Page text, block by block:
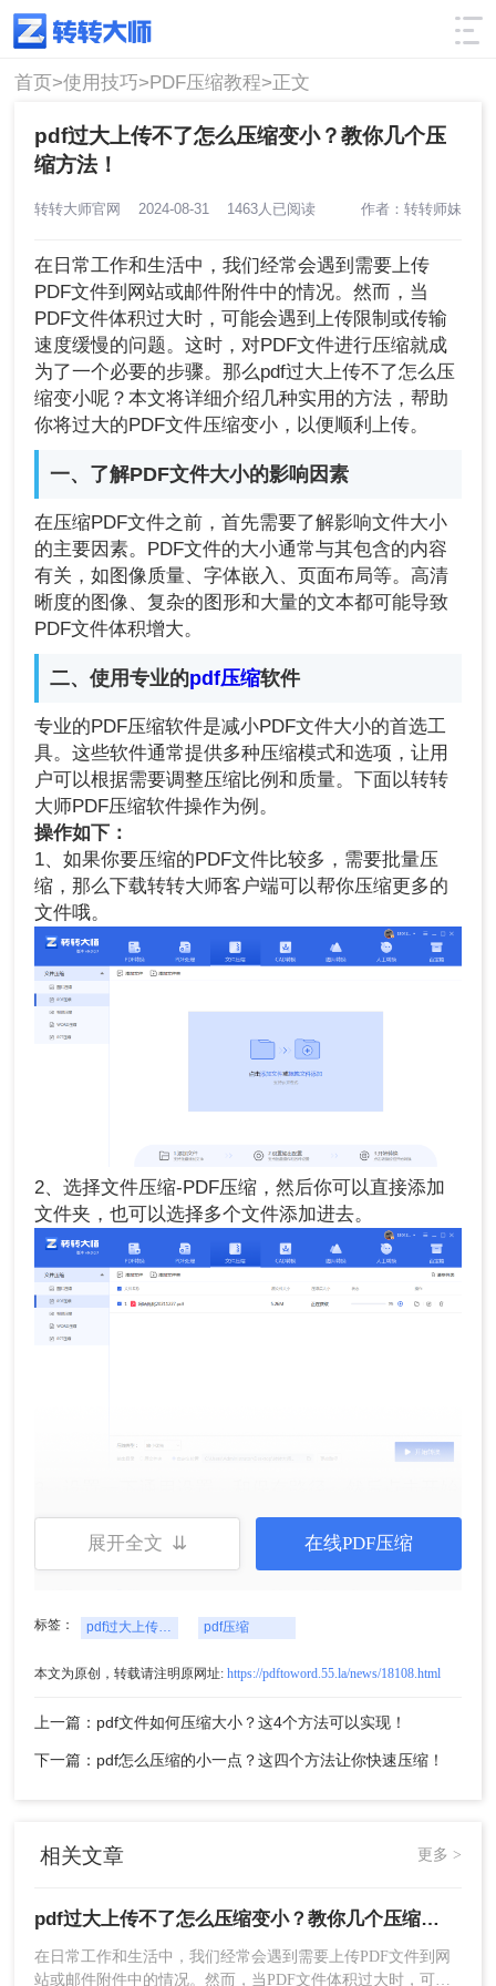
使用技巧 筛选
首页>使用技巧>PDF压缩教程>正文
pdf过大上传不了怎么压缩变小？教你几个压
缩方法！
转转大师官网 2024-08-31 1463人已阅读 作者：转转师妹
在日常工作和生活中，我们经常会遇到需要上传
PDF文件到网站或邮件附件中的情况。然而，当
PDF文件体积过大时，可能会遇到上传限制或传输
速度缓慢的问题。这时，对PDF文件进行压缩就成
为了一个必要的步骤。那么pdf过大上传不了怎么压
缩变小呢？本文将详细介绍几种实用的方法，帮助
你将过大的PDF文件压缩变小，以便顺利上传。
一、了解PDF文件大小的影响因素
在压缩PDF文件之前，首先需要了解影响文件大小
的主要因素。PDF文件的大小通常与其包含的内容
有关，如图像质量、字体嵌入、页面布局等。高清
晰度的图像、复杂的图形和大量的文本都可能导致
PDF文件体积增大。
二、使用专业的pdf压缩软件
专业的PDF压缩软件是减小PDF文件大小的首选工
具。这些软件通常提供多种压缩模式和选项，让用
户可以根据需要调整压缩比例和质量。下面以转转
大师PDF压缩软件操作为例。
操作如下：
1、如果你要压缩的PDF文件比较多，需要批量压
缩，那么下载转转大师客户端可以帮你压缩更多的
文件哦。
2、选择文件压缩-PDF压缩，然后你可以直接添加
文件夹，也可以选择多个文件添加进去。
压缩即可。就是这么简单啦。
对于不想安装额外软件的用户，在线PDF压缩工具
直接在浏览器中打开即可使用。下面以转转大师在
操作如下：
展开全文 ⇊ 在线PDF压缩
标签： pdf过大上传不了怎么压缩变小 pdf压缩
本文为原创，转载请注明原网址: https://pdftoword.55.la/news/18108.html
上一篇：pdf文件如何压缩大小？这4个方法可以实现！
下一篇：pdf怎么压缩的小一点？这四个方法让你快速压缩！
相关文章 更多 >
pdf过大上传不了怎么压缩变小？教你几个压缩方法！
在日常工作和生活中，我们经常会遇到需要上传PDF文件到网
站或邮件附件中的情况。然而，当PDF文件体积过大时，可能